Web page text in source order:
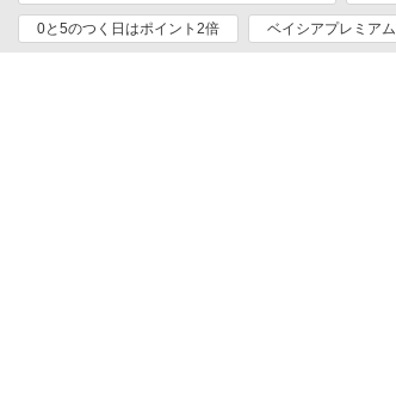
0と5のつく日はポイント2倍 ベイシアプレミアム